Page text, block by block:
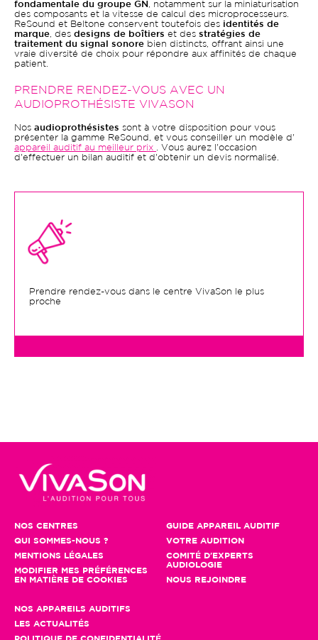
fondamentale du groupe GN
, notamment sur la miniaturisation
des composants et la vitesse de calcul des microprocesseurs.
ReSound et Beltone conservent toutefois des identités de
marque , des designs de boîtiers et des stratégies de
traitement du signal sonore bien distincts, offrant ainsi une
vraie diversité de choix pour répondre aux affinités de chaque
patient.
PRENDRE RENDEZ-VOUS AVEC UN
AUDIOPROTHÉSISTE VIVASON
Nos audioprothésistes sont à votre disposition pour vous
présenter la gamme ReSound, et vous conseiller un modèle d'
appareil auditif au meilleur prix
. Vous aurez l'occasion
d'effectuer un bilan auditif et d'obtenir un devis normalisé.
Prendre rendez-vous dans le centre VivaSon le plus
proche
NOS CENTRES
QUI SOMMES-NOUS ?
MENTIONS LÉGALES
MODIFIER MES PRÉFÉRENCES
EN MATIÈRE DE COOKIES
GUIDE APPAREIL AUDITIF
VOTRE AUDITION
COMITÉ D'EXPERTS
AUDIOLOGIE
NOUS REJOINDRE
NOS APPAREILS AUDITIFS
LES ACTUALITÉS